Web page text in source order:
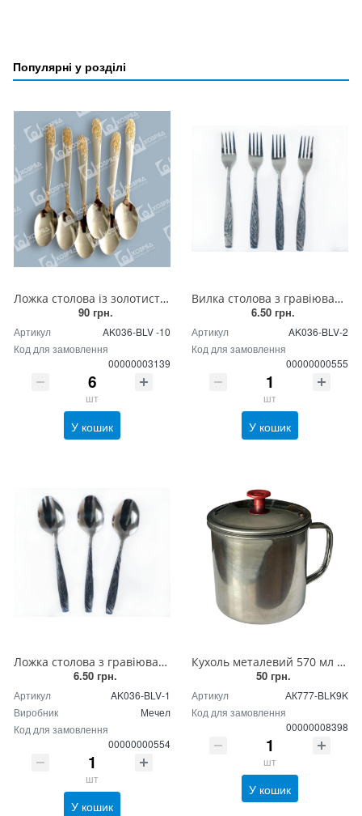
Популярні у розділі
Ложка столова із золотистим гравіюванням 552-BLV-10
90 грн.
Артикул
AK036-BLV -10
Код для замовлення
00000003139
шт
У кошик
Вилка столова з гравіюванням з нержавіючої сталі (BLV-2)
6.50 грн.
Артикул
AK036-BLV-2
Код для замовлення
00000000555
шт
У кошик
Ложка столова з гравіюванням "Мечел" - нержавіюча сталь. (BLV-1)
6.50 грн.
Артикул
AK036-BLV-1
Виробник
Мечел
Код для замовлення
00000000554
шт
У кошик
Кухоль металевий 570 мл ( 9 см) з кришкою
50 грн.
Артикул
АК777-BLK9K
Код для замовлення
00000008398
шт
У кошик